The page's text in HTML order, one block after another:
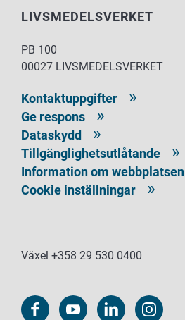
LIVSMEDELSVERKET
PB 100
00027 LIVSMEDELSVERKET
Kontaktuppgifter
Ge respons
Dataskydd
Tillgänglighetsutlåtande
Information om webbplatsen
Cookie inställningar
Växel +358 29 530 0400